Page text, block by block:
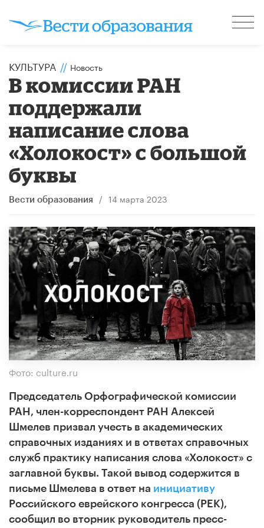
КУЛЬТУРА // Новость
В комиссии РАН
поддержали
написание слова
«Холокост» с большой
буквы
Вести образования / 14 марта 2023
Фото: culture.ru
Председатель Орфографической комиссии
РАН, член-корреспондент РАН Алексей
Шмелев призвал учесть в академических
справочных изданиях и в ответах справочных
служб практику написания слова «Холокост» с
заглавной буквы. Такой вывод содержится в
письме Шмелева в ответ на инициативу
Российского еврейского конгресса (РЕК),
сообщил во вторник руководитель пресс-